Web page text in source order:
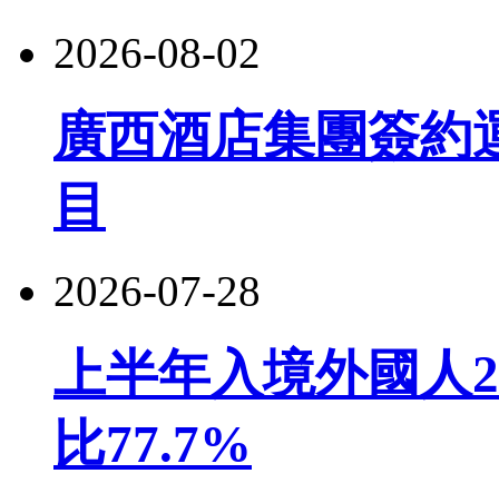
2026-08-02
廣西酒店集團簽約
目
2026-07-28
上半年入境外國人
比77.7%